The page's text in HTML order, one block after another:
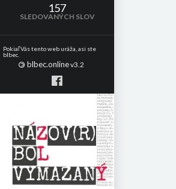
157
SLEDOVANÝCH SLOV
Pokiaľ Vás tento web uráža, asi ste
blbec.
© blbec.onlinev3.2